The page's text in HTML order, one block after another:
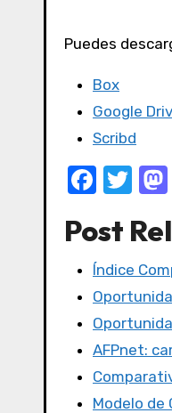
Puedes
Box
Google
Scribd
F
c
e
b
o
o
k
T
it
te
r
Post
Índice
AFPnet:
Modelo de